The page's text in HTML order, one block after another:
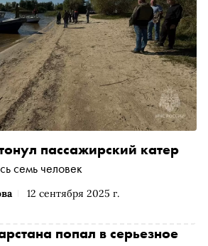
12 сентября 2025 г.
пассажирский катер
семь человек
попал в серьезное